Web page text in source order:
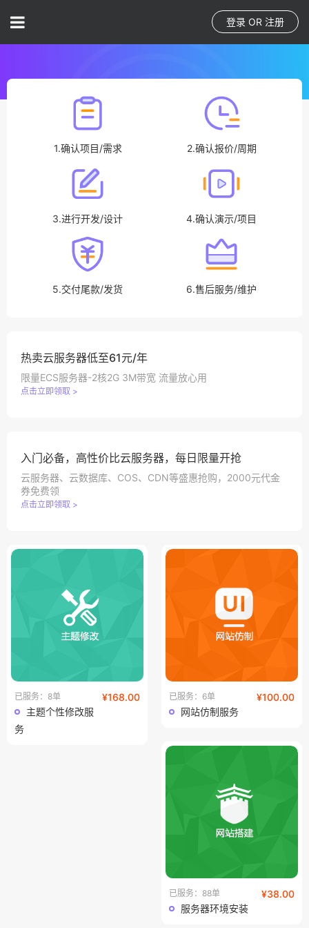
登录 OR 注册
1.确认项目/需求 2.确认报价/周期
3.进行开发/设计 4.确认演示/项目
5.交付尾款/发货 6.售后服务/维护
热卖云服务器低至61元/年
限量ECS服务器-2核2G 3M带宽 流量放心用
点击立即领取 >
入门必备，高性价比云服务器，每日限量开抢
云服务器、云数据库、COS、CDN等盛惠抢购，2000元代金
券免费领
点击立即领取 >
¥168.00
已服务：8单
主题个性修改服
务
¥100.00
已服务：6单
网站仿制服务
¥38.00
已服务：88单
服务器环境安装